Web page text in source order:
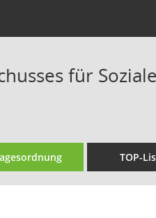
für
TOP-